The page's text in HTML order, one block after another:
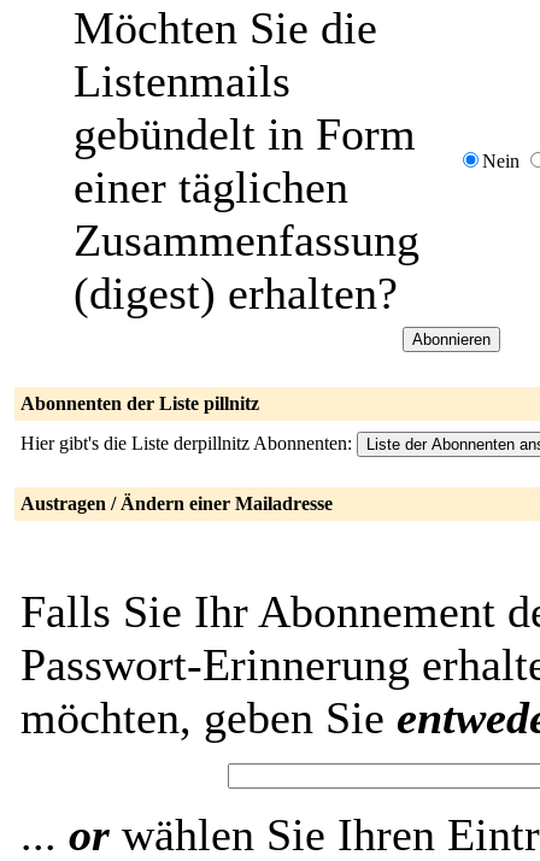
Möchten Sie die
Listenmails
gebündelt in Form
einer täglichen
Zusammenfassung
(digest) erhalten?
Nein
Abonnenten der Liste pillnitz
Hier gibt's die Liste derpillnitz Abonnenten:
Austragen / Ändern einer Mailadresse
Falls Sie Ihr Abonnement
Passwort-Erinnerung
möchten, geben Sie
... or wählen Sie Ihren